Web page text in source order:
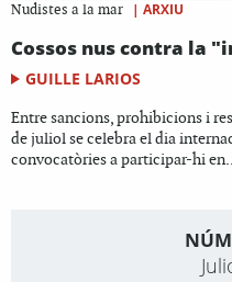
Nudistes a la mar | ARXIU
Cossos nus contra la
GUILLE LARIOS
Entre sancions, prohibicions i
de juliol se celebra el dia
convocatòries a participar-hi